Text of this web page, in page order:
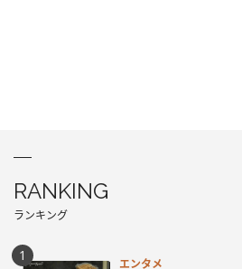
RANKING
ランキング
エンタメ